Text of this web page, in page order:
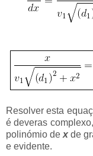
Resolver esta
é deveras
polinómio dex de
e evidente.